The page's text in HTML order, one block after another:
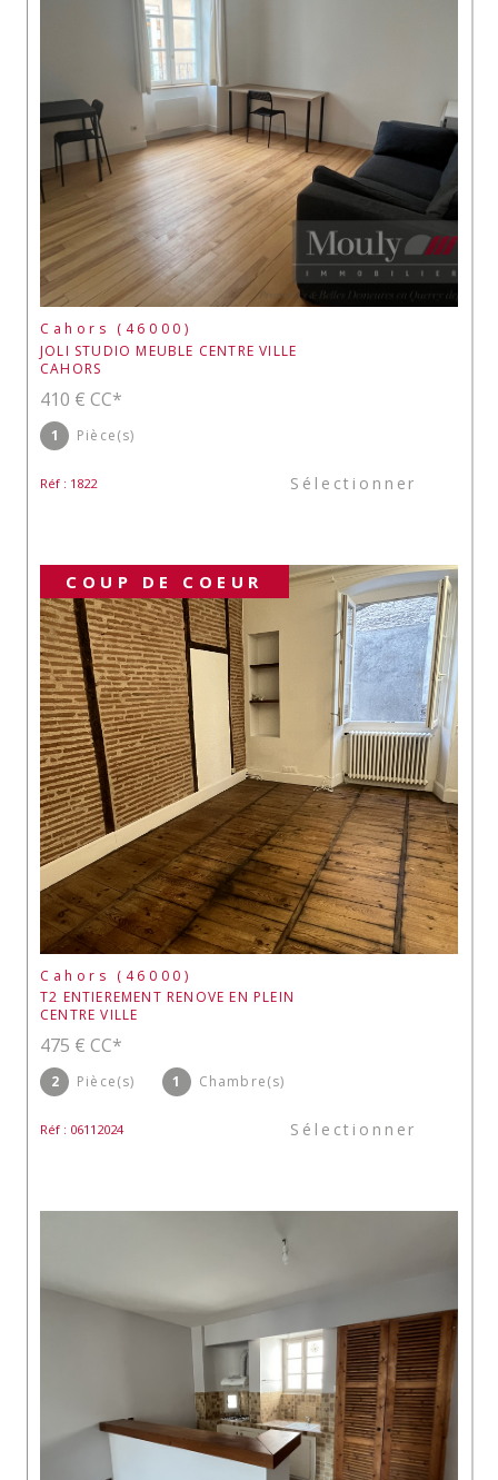
Cahors (46000)
JOLI STUDIO MEUBLE CENTRE VILLE
CAHORS
410 € CC*
1 Pièce(s)
Réf : 1822 Sélectionner
COUP DE COEUR
Cahors (46000)
T2 ENTIEREMENT RENOVE EN PLEIN
CENTRE VILLE
475 € CC*
2 Pièce(s) 1 Chambre(s)
Réf : 06112024 Sélectionner